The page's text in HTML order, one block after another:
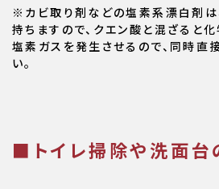
※カビ取り剤などの塩素系漂白剤は
持ちますので、クエン酸と混ざると
塩素ガスを発生させるので、同時直
い。
■トイレ掃除や洗面台